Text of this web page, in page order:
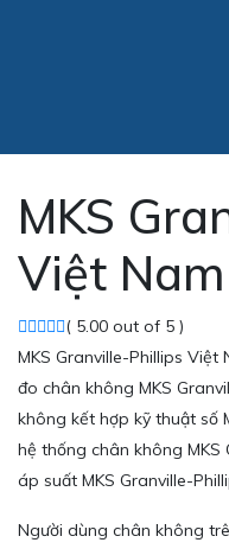
MKS
Việt Nam
( 5.00 out of 5 )
MKS Granville-Phillips Việt
đo chân không MKS
không kết hợp kỹ thuật số
hệ thống chân không MKS
áp suất MKS Granville-
Người dùng chân không